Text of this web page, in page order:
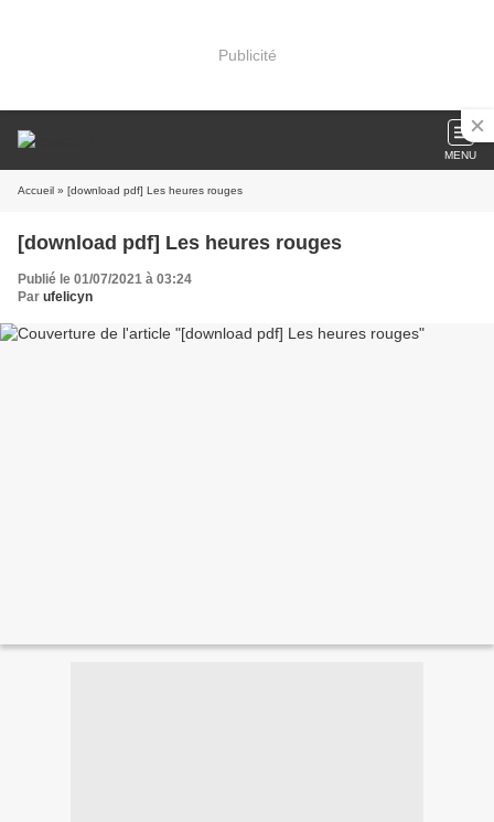
Publicité
MENU
Accueil » [download pdf] Les heures rouges
[download pdf] Les heures rouges
Publié le 01/07/2021 à 03:24
Par ufelicyn